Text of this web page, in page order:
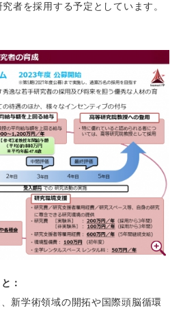
者を採用する予定としています。
：
新学術領域の開拓や国際頭脳循環